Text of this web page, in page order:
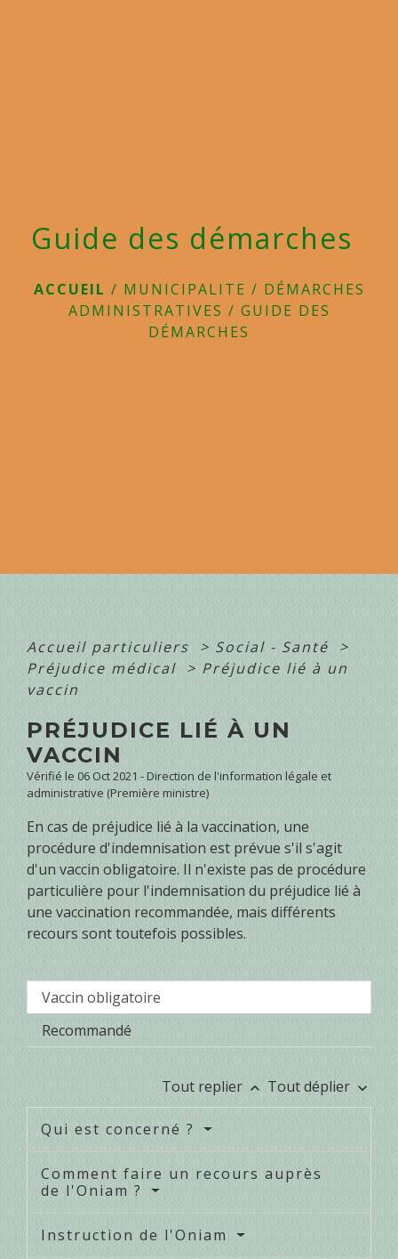
Guide des démarches
ACCUEIL / MUNICIPALITE / DÉMARCHES
ADMINISTRATIVES / GUIDE DES
DÉMARCHES
Accueil particuliers > Social - Santé
>
Préjudice médical > Préjudice lié à un
vaccin
PRÉJUDICE LIÉ À UN
VACCIN
Vérifié le 06 Oct 2021 - Direction de l'information légale et
administrative (Première ministre)
En cas de préjudice lié à la vaccination, une
procédure d'indemnisation est prévue s'il s'agit
d'un vaccin obligatoire. Il n'existe pas de procédure
particulière pour l'indemnisation du préjudice lié à
une vaccination recommandée, mais différents
recours sont toutefois possibles.
Vaccin obligatoire
Recommandé
Tout replier keyboard_arrow_up Tout déplier keyboard_arrow_down
Qui est concerné ?
Comment faire un recours auprès
de l'Oniam ?
Instruction de l'Oniam